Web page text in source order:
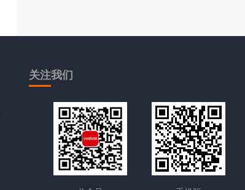
关注我们